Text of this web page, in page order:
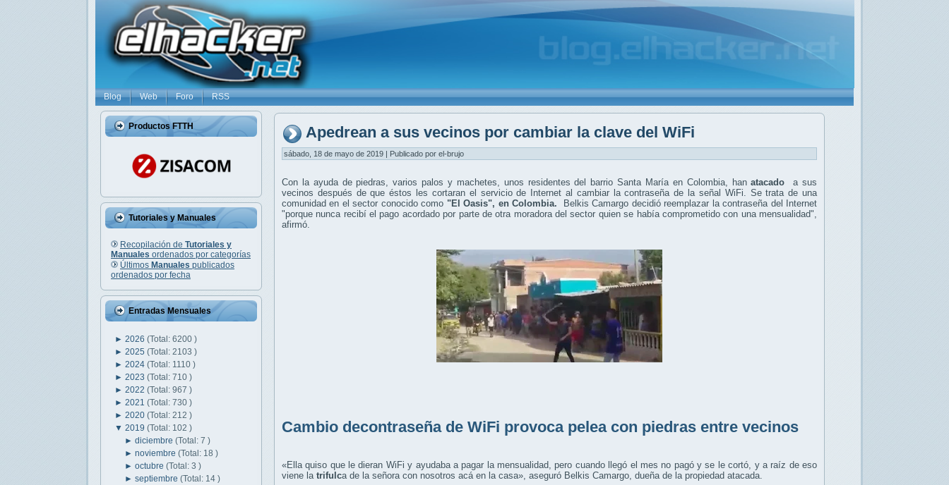
Blog Web Foro RSS
Productos FTTH
Tutoriales y Manuales
Recopilación de Tutoriales y
Manuales ordenados por categorías
Últimos Manuales publicados
ordenados por fecha
Entradas Mensuales
► 2026 (Total: 6200 )
► 2025 (Total: 2103 )
► 2024 (Total: 1110 )
► 2023 (Total: 710 )
► 2022 (Total: 967 )
► 2021 (Total: 730 )
► 2020 (Total: 212 )
▼ 2019 (Total: 102 )
►diciembre(Total: 7 )
►noviembre(Total: 18 )
►octubre(Total: 3 )
►septiembre(Total: 14 )
Apedrean a sus vecinos por cambiar la clave del WiFi
sábado, 18 de mayo de 2019 | Publicado por el-brujo
Con la ayuda de piedras, varios palos y machetes, unos residentes del barrio Santa María en Colombia, hanatacado
a sus
vecinos después de que éstos les cortaran el servicio de Internet al cambiar la contraseña de la señal WiFi. Se trata de una
comunidad en el sector conocido como "El Oasis", en Colombia.
Belkis Camargo decidió reemplazar la contraseña del Internet
"porque nunca recibí el pago acordado por parte de otra moradora del sector quien se había comprometido con una mensualidad",
afirmó.
Cambio decontraseña de WiFi provoca pelea con piedras entre vecinos
«Ella quiso que le dieran WiFi y ayudaba a pagar la mensualidad, pero cuando llegó el mes no pagó y se le cortó, y a raíz de eso
viene la trifulca de la señora con nosotros acá en la casa», aseguró Belkis Camargo, dueña de la propiedad atacada.